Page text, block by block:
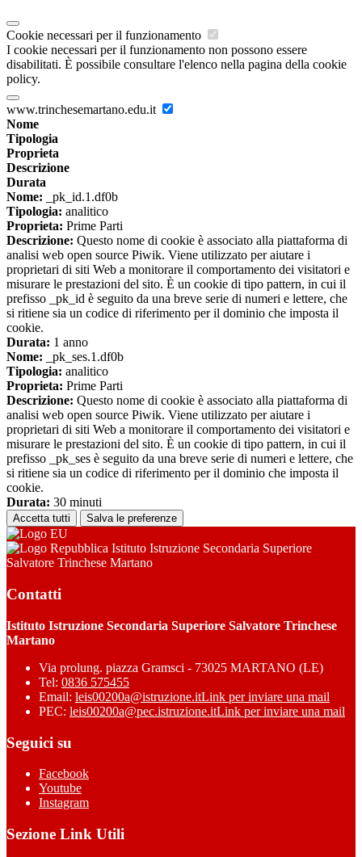
Cookie necessari per il funzionamento
I cookie necessari per il funzionamento non possono essere
disabilitati. È possibile consultare l'elenco nella pagina della cookie
policy.
www.trinchesemartano.edu.it
Nome
Tipologia
Proprieta
Descrizione
Durata
Nome: _pk_id.1.df0b
Tipologia: analitico
Proprieta: Prime Parti
Descrizione: Questo nome di cookie è associato alla piattaforma di
analisi web open source Piwik. Viene utilizzato per aiutare i
proprietari di siti Web a monitorare il comportamento dei visitatori e
misurare le prestazioni del sito. È un cookie di tipo pattern, in cui il
prefisso _pk_id è seguito da una breve serie di numeri e lettere, che
si ritiene sia un codice di riferimento per il dominio che imposta il
cookie.
Durata: 1 anno
Nome: _pk_ses.1.df0b
Tipologia: analitico
Proprieta: Prime Parti
Descrizione: Questo nome di cookie è associato alla piattaforma di
analisi web open source Piwik. Viene utilizzato per aiutare i
proprietari di siti Web a monitorare il comportamento dei visitatori e
misurare le prestazioni del sito. È un cookie di tipo pattern, in cui il
prefisso _pk_ses è seguito da una breve serie di numeri e lettere, che
si ritiene sia un codice di riferimento per il dominio che imposta il
cookie.
Durata: 30 minuti
Accetta tutti Salva le preferenze
Istituto Istruzione Secondaria Superiore
Salvatore Trinchese Martano
Contatti
Istituto Istruzione Secondaria Superiore Salvatore Trinchese
Martano
Via prolung. piazza Gramsci - 73025 MARTANO (LE)
Tel: 0836 575455
Email: leis00200a@istruzione.itLink per inviare una mail
PEC: leis00200a@pec.istruzione.itLink per inviare una mail
Seguici su
Facebook
Youtube
Instagram
Sezione Link Utili